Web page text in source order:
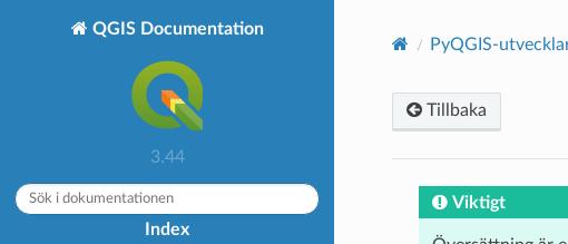
QGIS Documentation
3.44
Index
Förord
PyQGIS-
Tillbaka
Viktigt